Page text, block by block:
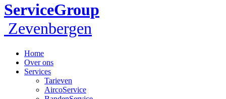
ServiceGroup
Zevenbergen
Home
Over ons
Services
Tarieven
AircoService